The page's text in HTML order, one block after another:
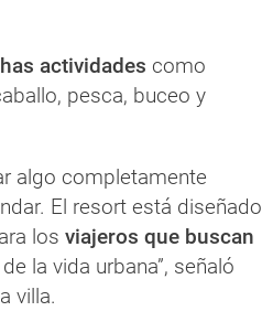
actividades como
pesca, buceo y
algo completamente
El resort está diseñado
los viajeros que buscan
la vida urbana”, señaló
villa.